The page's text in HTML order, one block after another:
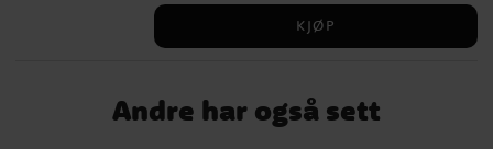
følger med ✓ Størrelse: 17 x 12 cm
KJØP
Andre har også sett